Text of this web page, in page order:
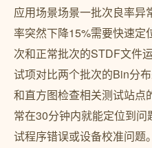
应用场景场景一批次良率异
率突然下降15%需要快速定
次和正常批次的STDF文件
试项对比两个批次的Bin分
和直方图检查相关测试站点
常在30分钟内就能定位到
试程序错误或设备校准问题